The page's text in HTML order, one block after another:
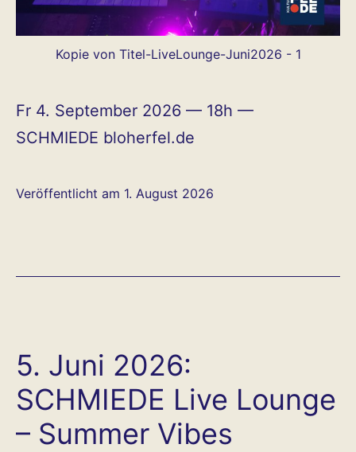
Kopie von Titel-LiveLounge-Juni2026 - 1
Fr 4. September 2026 — 18h —
SCHMIEDE bloherfel.de
Veröffentlicht am 1. August 2026
5. Juni 2026:
SCHMIEDE Live Lounge
– Summer Vibes